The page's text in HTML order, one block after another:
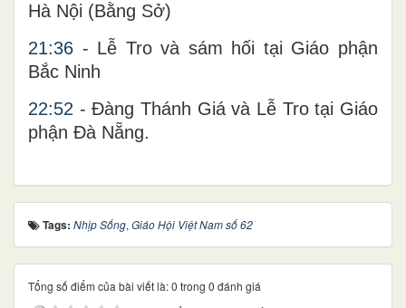
Hà Nội (Bằng Sở)
21:36 - Lễ Tro và sám hối tại Giáo phận
Bắc Ninh
22:52 - Đàng Thánh Giá và Lễ Tro tại Giáo
phận Đà Nẵng.
Tags: Nhịp Sống, Giáo Hội Việt Nam số 62
Tổng số điểm của bài viết là: 0 trong 0 đánh giá